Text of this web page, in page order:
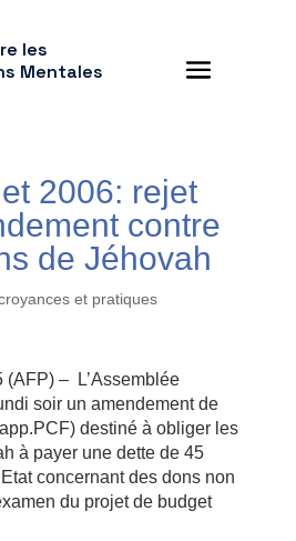
les
Mentales
2006: rejet
contre
de Jéhovah
et pratiques
(AFP) – L’Assemblée
soir un amendement de
destiné à obliger les
à payer une dette de 45
concernant des dons non
du projet de budget